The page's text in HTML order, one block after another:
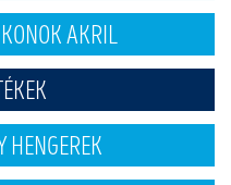
AKRIL
HENGEREK